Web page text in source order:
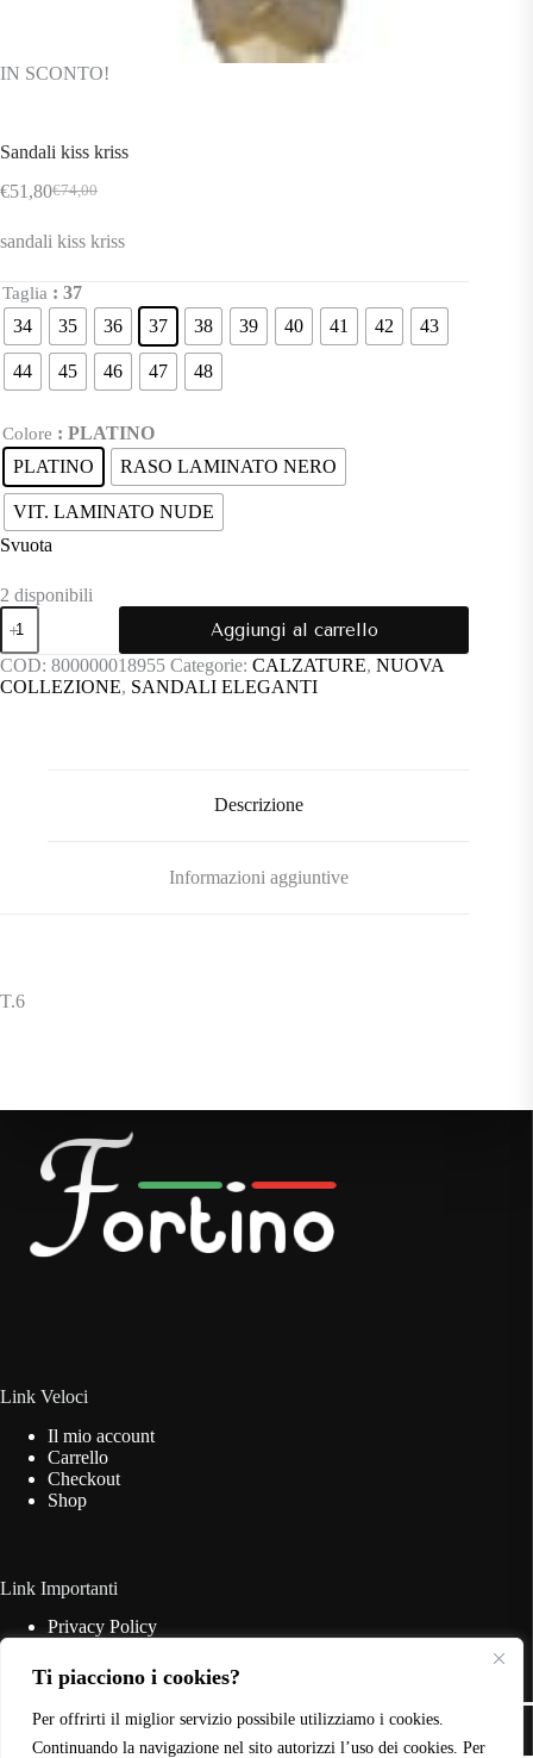
Ti piacciono i cookies?
Per offrirti il miglior servizio possibile utilizziamo i cookies.
Continuando la navigazione nel sito autorizzi l’uso dei cookies. Per
IN SCONTO!
Sandali kiss kriss
€74,00
Il
originale
€74,00.
€51,80Il
attuale
€51,80.
sandali kiss kriss
Taglia : 37
34
35 36 37 38 39 40 41 42 43
44 45 46 47 48
Colore : PLATINO
PLATINO
RASO LAMINATO NERO
VIT. LAMINATO NUDE
Svuota
2 disponibili
Sandali
kiss
kriss
quantità
Aggiungi al carrello
COD: 800000018955 Categorie: CALZATURE, NUOVA
COLLEZIONE, SANDALI ELEGANTI
Descrizione
Informazioni aggiuntive
T.6
Link Veloci
Il mio account
Carrello
Checkout
Shop
Link Importanti
Privacy Policy
Termini & Condizioni
Contatti
© 2026 - Web Powered byDylog Italia S.p.A.